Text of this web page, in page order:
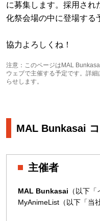
に募集します。採用され
化祭会場の中に登場する
協力よろしくね！
注意：このページはMAL
ウェブで主催する予定です。詳
らせします。
MAL Bunkasai
主催者
MAL Bunkasai （以下
MyAnimeList（以下「当